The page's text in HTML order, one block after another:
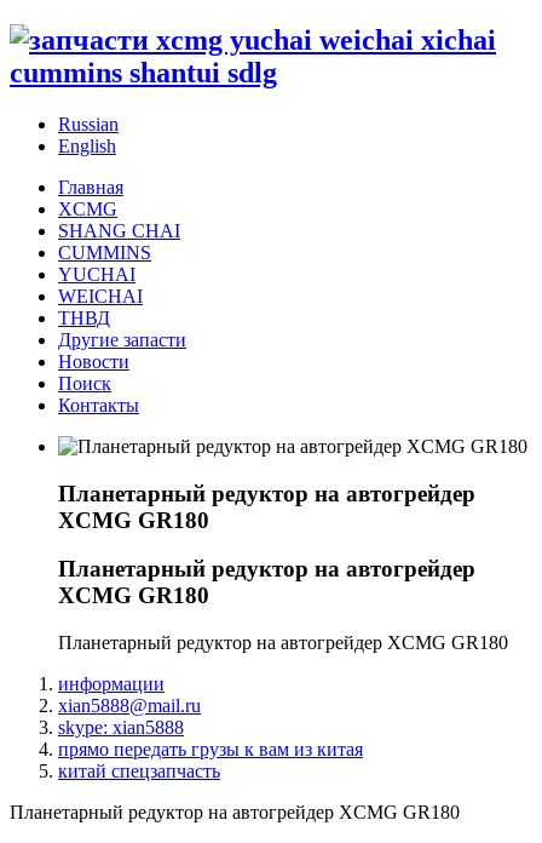
Russian
English
Главная
XCMG
SHANG CHAI
CUMMINS
YUCHAI
WEICHAI
ТНВД
Другие запасти
Новости
Поиск
Контакты
Планетарный редуктор на автогрейдер
XCMG GR180
Планетарный редуктор на автогрейдер
XCMG GR180
Планетарный редуктор на автогрейдер XCMG GR180
информации
xian5888@mail.ru
skype: xian5888
прямо передать грузы к вам из китая
китай спецзапчасть
Планетарный редуктор на автогрейдер XCMG GR180